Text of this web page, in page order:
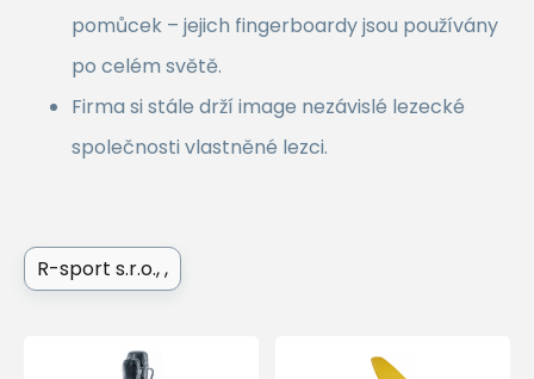
pomůcek – jejich fingerboardy jsou používány
po celém světě.
Firma si stále drží image nezávislé lezecké
společnosti vlastněné lezci.
R-sport s.r.o.